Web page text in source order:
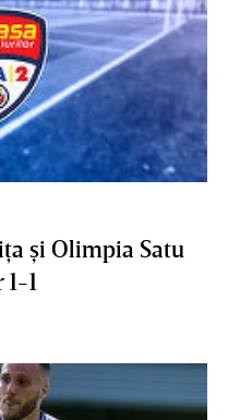
şi Olimpia Satu
1